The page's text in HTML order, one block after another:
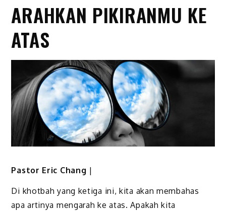
ARAHKAN PIKIRANMU KE
ATAS
Pastor Eric Chang |
Di khotbah yang ketiga ini, kita akan membahas
apa artinya mengarah ke atas. Apakah kita